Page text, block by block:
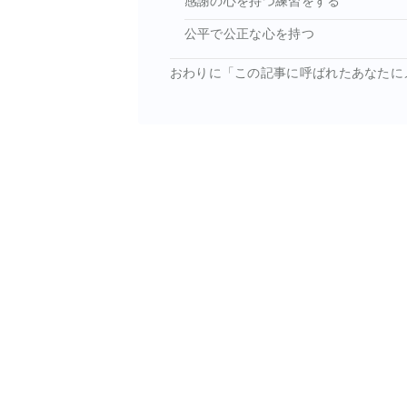
公平で公正な心を持つ
おわりに「この記事に呼ばれたあなたに